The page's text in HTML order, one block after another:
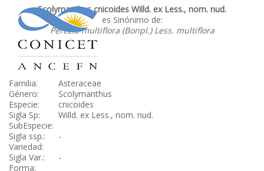
Scolymanthus cnicoides Willd. ex Less., nom. nud.
es Sinónimo de:
Perezia multiflora (Bonpl.) Less. multiflora
Familia:
Asteraceae
Género:
Scolymanthus
Especie:
cnicoides
Sigla Sp:
Willd. ex Less., nom. nud.
SubEspecie:
Sigla ssp.:
-
Variedad:
Sigla Var.:
-
Forma: